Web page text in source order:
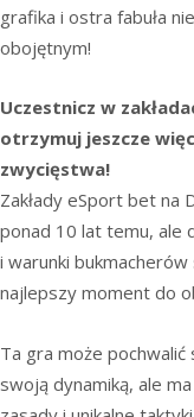
grafika i ostra fabuła
obojętnym!
Uczestnicz w
otrzymuj jeszcze
zwycięstwa!
Zakłady eSport bet na
ponad 10 lat temu, ale
i warunki
najlepszy moment do
Ta gra może
swoją dynamiką, ale